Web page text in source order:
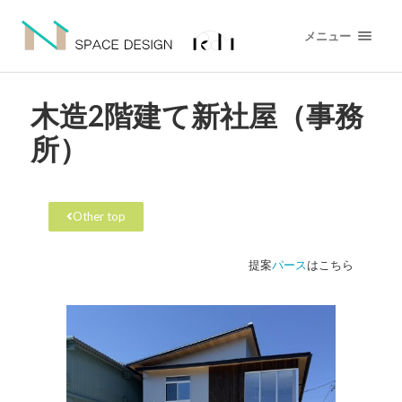
メニュー
木造2階建て新社屋（事務
所）
Other top
提案パースはこちら